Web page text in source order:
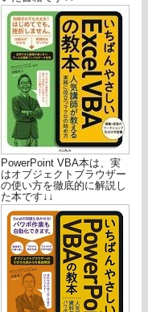
PowerPoint VBA本は、実
はオブジェクトブラウザー
の使い方を徹底的に解説し
た本です↓↓